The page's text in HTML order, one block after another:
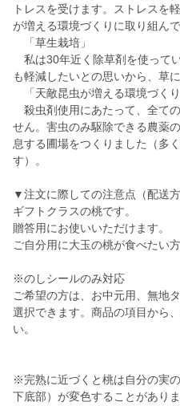
トレスを受けます。ストレスを
が増える環境づくりに取り組んで
「草生栽培」
私は30年近く除草剤を使って
も軽減したいとの思いから、草
「天敵昆虫が増える環境づくり
殺虫剤使用にあたって、全て
せん。害虫のみ駆除できる農薬
息する圃場をつくりました（多
す）。
▼注文に際しての注意点（配送
ギフトクラスの桃です。
贈答用にお使いいただけます。
ご自分用に大玉の桃が食べたい
※のしシールのみ対応
ご希望の方は、お中元用、無地
選択できます。商品の項目から
い。
※完熟に近づくと桃は自分の実
下底部）が変色することがあり